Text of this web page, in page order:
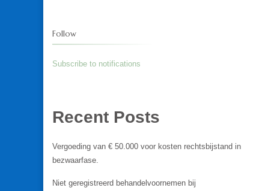
Follow
Subscribe to notifications
Recent Posts
Vergoeding van € 50.000 voor kosten rechtsbijstand in
bezwaarfase.
Niet geregistreerd behandelvoornemen bij